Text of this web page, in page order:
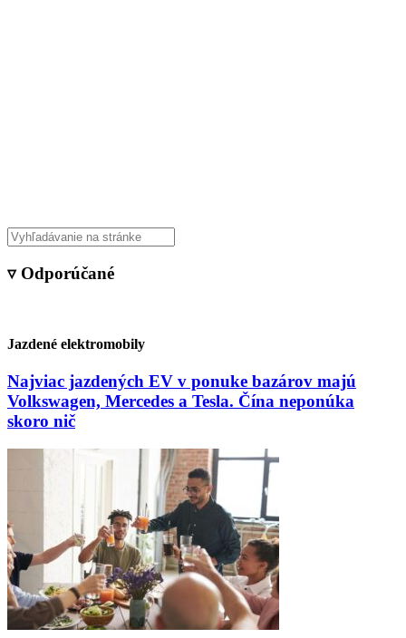
▿ Odporúčané
Jazdené elektromobily
Najviac jazdených EV v ponuke bazárov majú
Volkswagen, Mercedes a Tesla. Čína neponúka
skoro nič